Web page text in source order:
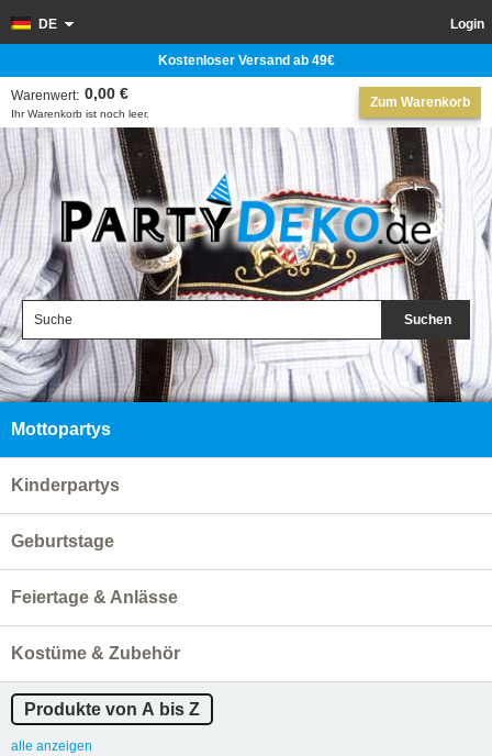
Suchen
Login
DE
Zum Warenkorb
Ihr Warenkorb ist noch leer.
Warenwert: 0,00 €
Kostenloser Versand ab 49€
Mottopartys
Kinderpartys
Geburtstage
Feiertage & Anlässe
Kostüme & Zubehör
Produkte von A bis Z
alle anzeigen